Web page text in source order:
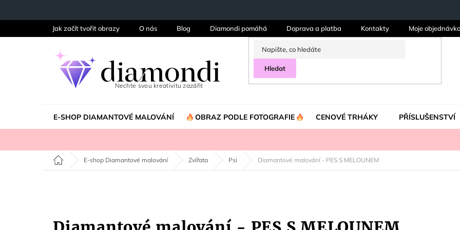
Jak začít tvořit obrazy O nás Blog Diamondi pomáhá Doprava a platba Kontakty Moje
Hledat
E-SHOP DIAMANTOVÉ MALOVÁNÍ OBRAZ PODLE FOTOGRAFIE CENOVÉ TRHÁKY PŘÍSLUŠENSTVÍ
Domů E-shop Diamantové malování Zvířata Psi Diamantové malování - PES S MELOUNEM